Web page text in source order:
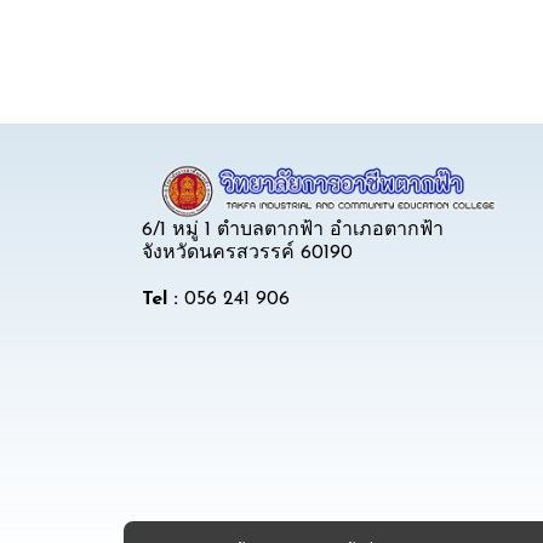
6/1 หมู่ 1 ตำบลตากฟ้า อำเภอตากฟ้า
จังหวัดนครสวรรค์ 60190
Tel : 056 241 906